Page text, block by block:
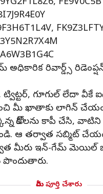
అధికారిక రివార్డ్స్
ట్విట్టర్, గూగుల్ లేదా వీకే
మీ ఖాతాకు లాగిన్
కోడ్‌లను కాపీ చేసి,
ఆ తర్వాత సబ్మిట్
మీరు ఇన్-గేమ్ మెయిల్
పొందుతారు.
మీరు పూర్తి చేశారు